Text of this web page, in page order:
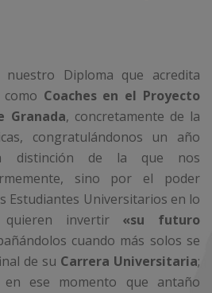
nuestro Diploma que acredita
Coaches en el Proyecto
Granada, concretamente de la
congratulándonos un año
distinción de la que nos
sino por el poder
Estudiantes Universitarios en lo
quieren invertir «su futuro
cuando más solos se
de su Carrera Universitaria;
en ese momento que antaño